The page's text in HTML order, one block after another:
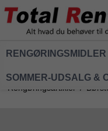
RENGØRINGSMIDLER
SOMMER-UDSALG &
Rengøringsartikler /